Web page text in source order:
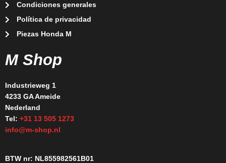
Condiciones generales
Política de privacidad
Piezas Honda M
M Shop
Industrieweg 1
4233 GA Ameide
Nederland
Tel: +31 13 505 1273
info@m-shop.nl
BTW nr: NL855982561B01